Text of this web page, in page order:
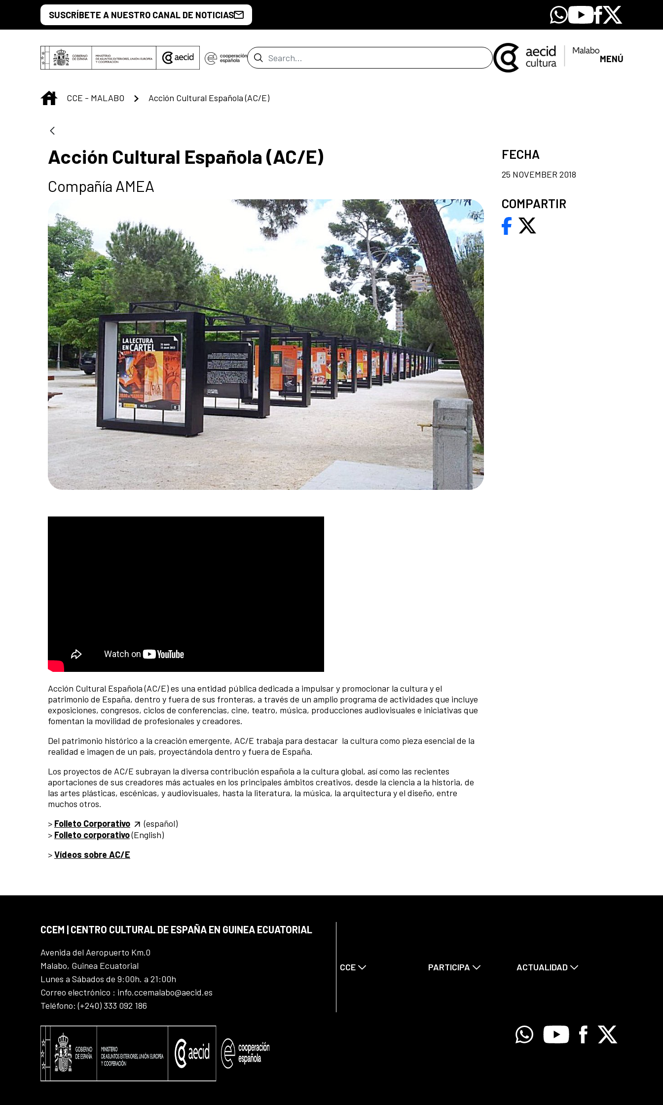
Skip to Main ContentSUSCRÍBETE A NUESTRO CANAL DE NOTICIAS Whatsapp
YoutubeFacebook
X
Search Bar MENÚ
INICIO
CCE - MALABO Acción Cultural Española (AC/E)
Acción Cultural Española (AC/E)
Compañía AMEA
Acción Cultural Española (AC/E) es una entidad pública dedicada a impulsar y promocionar la cultura y el
patrimonio de España, dentro y fuera de sus fronteras, a través de un amplio programa de actividades que incluye
exposiciones, congresos, ciclos de conferencias, cine, teatro, música, producciones audiovisuales e iniciativas que
fomentan la movilidad de profesionales y creadores.
Del patrimonio histórico a la creación emergente, AC/E trabaja para destacar la cultura como pieza esencial de la
realidad e imagen de un país, proyectándola dentro y fuera de España.
Los proyectos de AC/E subrayan la diversa contribución española a la cultura global, así como las recientes
aportaciones de sus creadores más actuales en los principales ámbitos creativos, desde la ciencia a la historia, de
las artes plásticas, escénicas, y audiovisuales, hasta la literatura, la música, la arquitectura y el diseño, entre
muchos otros.
> Folleto Corporativo
(español)
> Folleto corporativo(English)
>Vídeos sobre AC/E
FECHA
25 NOVEMBER 2018
COMPARTIR
CCEM | CENTRO CULTURAL DE ESPAÑA EN GUINEA ECUATORIAL
Avenida del Aeropuerto Km.0
Malabo, Guinea Ecuatorial
Lunes a Sábados de 9:00h. a 21:00h
Correo electrónico : info.ccemalabo@aecid.es
Teléfono: (+240) 333 092 186
CCE PARTICIPA ACTUALIDAD
WhatsappYoutube Facebook
X